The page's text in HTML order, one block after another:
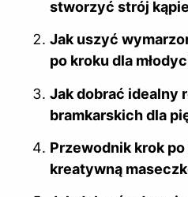
stworzyć strój
Jak uszyć
po kroku dla
Jak dobrać idealny
bramkarskich dla
Przewodnik krok
kreatywną